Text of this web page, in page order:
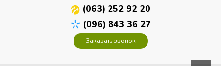
(063) 252 92 20
(096) 843 36 27
Заказать звонок